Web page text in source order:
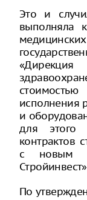
Это и
выполняла
исполнения
и
для этого
контрактов
с новым
По